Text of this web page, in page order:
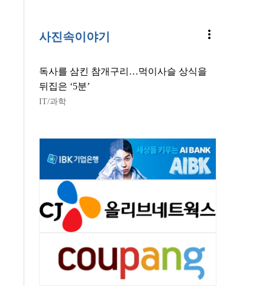
사진속이야기 more_vert
독사를 삼킨 참개구리…먹이사슬 상식을
뒤집은 ‘5분’
IT/과학